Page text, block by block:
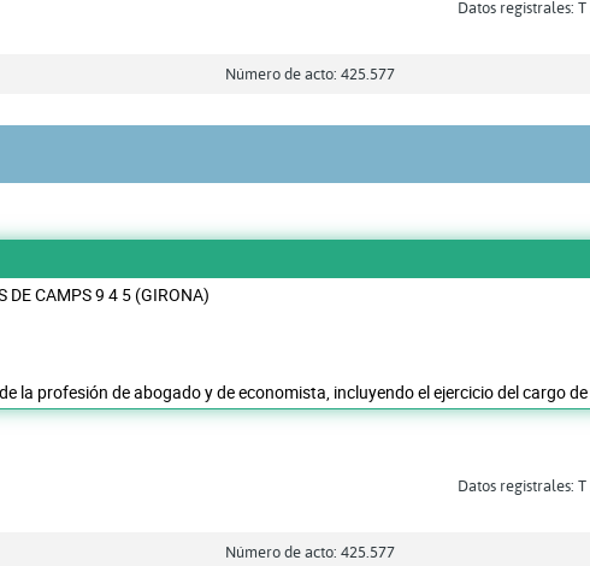
Datos registrales:
Número de acto: 425.577
DE CAMPS 9 4 5 (GIRONA)
la profesión de abogado y de economista, incluyendo el ejercicio del cargo
Datos registrales:
Número de acto: 425.577